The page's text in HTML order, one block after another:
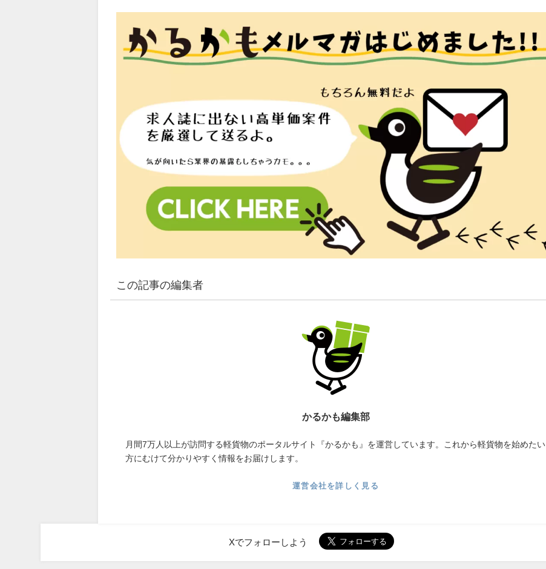
この記事の編集者
かるかも編集部
月間7万人以上が訪問する軽貨物のポータルサイト『かるかも』を運営しています。これから軽貨物を始めたい
方にむけて分かりやすく情報をお届けします。
運営会社を詳しく見る
Xでフォローしよう